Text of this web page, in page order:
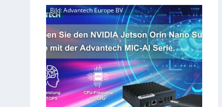
Bild: Advantech Europe BV